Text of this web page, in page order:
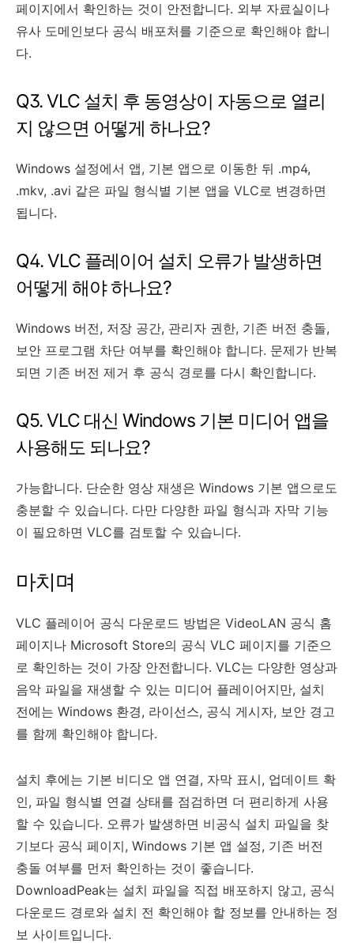
페이지에서 확인하는 것이 안전합니다. 외부 자료실이나
유사 도메인보다 공식 배포처를 기준으로 확인해야 합니
다.
Q3. VLC 설치 후 동영상이 자동으로 열리
지 않으면 어떻게 하나요?
Windows 설정에서 앱, 기본 앱으로 이동한 뒤 .mp4,
.mkv, .avi 같은 파일 형식별 기본 앱을 VLC로 변경하면
됩니다.
Q4. VLC 플레이어 설치 오류가 발생하면
어떻게 해야 하나요?
Windows 버전, 저장 공간, 관리자 권한, 기존 버전 충돌,
보안 프로그램 차단 여부를 확인해야 합니다. 문제가 반복
되면 기존 버전 제거 후 공식 경로를 다시 확인합니다.
Q5. VLC 대신 Windows 기본 미디어 앱을
사용해도 되나요?
가능합니다. 단순한 영상 재생은 Windows 기본 앱으로도
충분할 수 있습니다. 다만 다양한 파일 형식과 자막 기능
이 필요하면 VLC를 검토할 수 있습니다.
마치며
VLC 플레이어 공식 다운로드 방법은 VideoLAN 공식 홈
페이지나 Microsoft Store의 공식 VLC 페이지를 기준으
로 확인하는 것이 가장 안전합니다. VLC는 다양한 영상과
음악 파일을 재생할 수 있는 미디어 플레이어지만, 설치
전에는 Windows 환경, 라이선스, 공식 게시자, 보안 경고
를 함께 확인해야 합니다.
설치 후에는 기본 비디오 앱 연결, 자막 표시, 업데이트 확
인, 파일 형식별 연결 상태를 점검하면 더 편리하게 사용
할 수 있습니다. 오류가 발생하면 비공식 설치 파일을 찾
기보다 공식 페이지, Windows 기본 앱 설정, 기존 버전
충돌 여부를 먼저 확인하는 것이 좋습니다.
DownloadPeak는 설치 파일을 직접 배포하지 않고, 공식
다운로드 경로와 설치 전 확인해야 할 정보를 안내하는 정
보 사이트입니다.